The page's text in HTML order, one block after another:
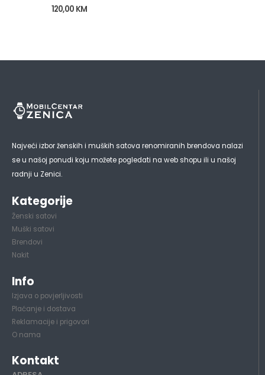
120,00 KM
Najveći izbor ženskih i muških satova renomiranih brendova nalazi
se u našoj ponudi koju možete pogledati na web shopu ili u našoj
radnji u Zenici.
Kategorije
Ženski satovi
Muški satovi
Brendovi
Nakit
Info
Izjava o povjerljivosti
Plaćanje i dostava
Reklamacije i prigovori
O nama
Kontakt